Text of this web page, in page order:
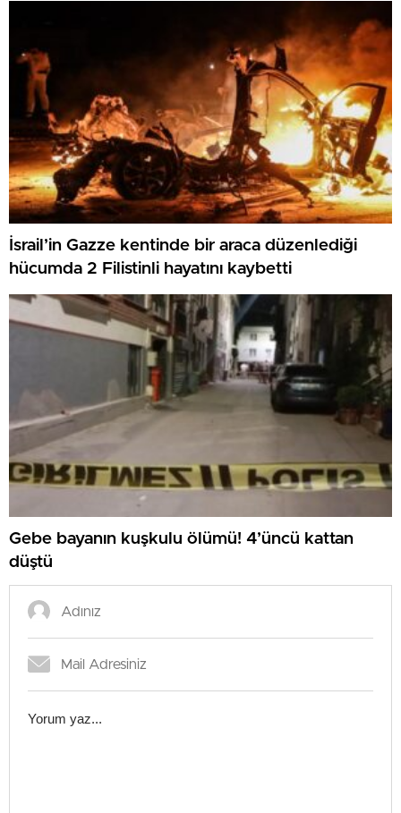
İsrail’in Gazze kentinde bir araca düzenlediği
hücumda 2 Filistinli hayatını kaybetti
Gebe bayanın kuşkulu ölümü! 4’üncü kattan
düştü